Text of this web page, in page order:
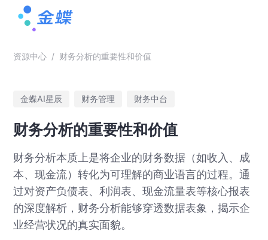
资源中心 / 财务分析的重要性和价值
金蝶AI星辰 财务管理 财务中台
财务分析的重要性和价值
财务分析本质上是将企业的财务数据（如收入、成
本、现金流）转化为可理解的商业语言的过程。通
过对资产负债表、利润表、现金流量表等核心报表
的深度解析，财务分析能够穿透数据表象，揭示企
业经营状况的真实面貌。